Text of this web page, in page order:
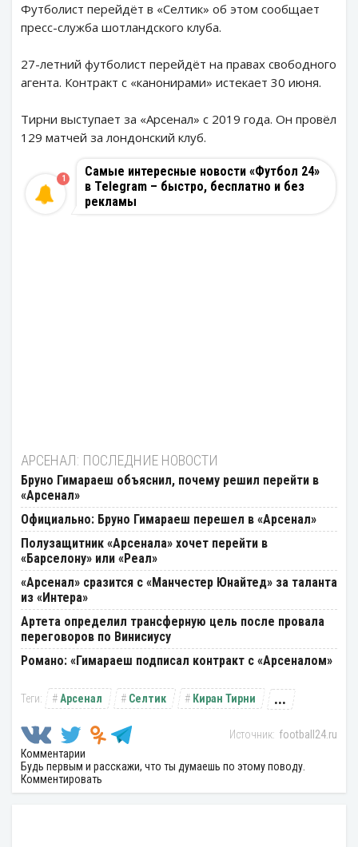
Футболист перейдёт в «Селтик» об этом сообщает
пресс-служба шотландского клуба.
27-летний футболист перейдёт на правах свободного
агента. Контракт с «канонирами» истекает 30 июня.
Тирни выступает за «Арсенал» с 2019 года. Он провёл
129 матчей за лондонский клуб.
Самые интересные новости «Футбол 24»
в Telegram – быстро, бесплатно и без
рекламы
1
АРСЕНАЛ: ПОСЛЕДНИЕ НОВОСТИ
Бруно Гимараеш объяснил, почему решил перейти в
«Арсенал»
Официально: Бруно Гимараеш перешел в «Арсенал»
Полузащитник «Арсенала» хочет перейти в
«Барселону» или «Реал»
«Арсенал» сразится с «Манчестер Юнайтед» за таланта
из «Интера»
Артета определил трансферную цель после провала
переговоров по Винисиусу
Романо: «Гимараеш подписал контракт с «Арсеналом»
Арсенал Селтик Киран Тирни ...
football24.ru
Комментарии
Будь первым и расскажи, что ты думаешь по этому поводу.
Комментировать